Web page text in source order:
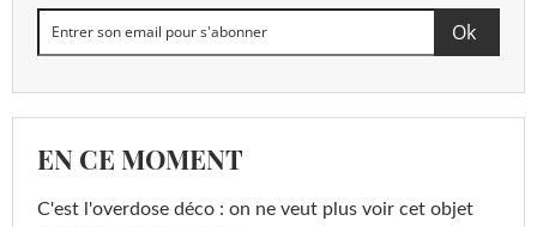
EN CE MOMENT
C'est l'overdose déco : on ne veut plus voir cet objet